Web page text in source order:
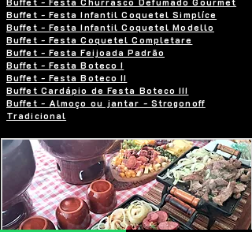
Buffet - Festa Infantil Coquetel Simplíce
Buffet - Festa Infantil Coquetel Modello
Buffet - Festa Coquetel Completare
Buffet - Festa Feijoada Padrão
Buffet - Festa Boteco I
Buffet - Festa Boteco II
Buffet Cardápio de Festa Boteco III
Buffet - Almoço ou jantar - Strogonoff
Tradicional